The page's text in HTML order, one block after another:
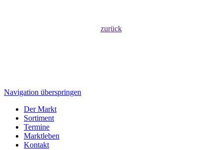
zurück
Navigation überspringen
Der Markt
Sortiment
Termine
Marktleben
Kontakt